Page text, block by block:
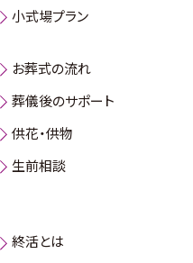
小式場プラン
お葬式の流れ
葬儀後のサポート
供花・供物
生前相談
終活とは